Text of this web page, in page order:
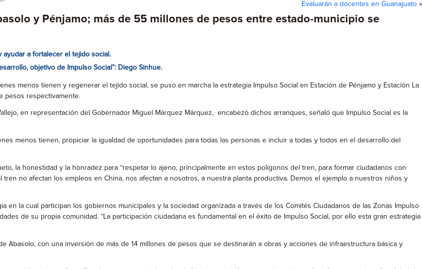
Evaluarán a docentes en Guanajuato »
y Pénjamo; más de 55 millones de pesos entre estado-municipio se
a fortalecer el tejido social.
objetivo de Impulso Social”: Diego Sinhue.
menos tienen y regenerar el tejido social, se puso en marcha la estrategia Impulso Social en Estación de Pénjamo y Estación La
pesos respectivamente.
en representación del Gobernador Miguel Márquez Márquez, encabezó dichos arranques, señaló que Impulso Social es la
menos tienen, propiciar la igualdad de oportunidades para todas las personas e incluir a todas y todos en el desarrollo del
la honestidad y la honradez para “respetar lo ajeno, principalmente en estos polígonos del tren, para formar ciudadanos con
no afectan los empleos en China, nos afectan a nosotros, a nuestra planta productiva. Demos el ejemplo a nuestros niños y
en la cual participan los gobiernos municipales y la sociedad organizada a través de los Comités Ciudadanos de las Zonas Impulso
de su propia comunidad. “La participación ciudadana es fundamental en el éxito de Impulso Social, por ello esta gran estrategia
Abasolo, con una inversión de más de 14 millones de pesos que se destinarán a obras y acciones de infraestructura básica y